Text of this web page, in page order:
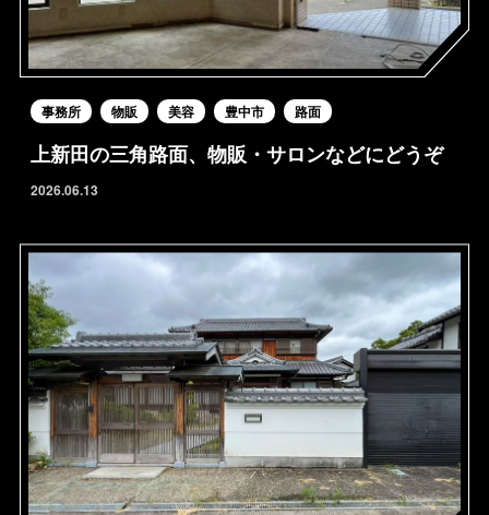
事務所 物販 美容 豊中市 路面
上新田の三角路面、物販・サロンなどにどうぞ
2026.06.13